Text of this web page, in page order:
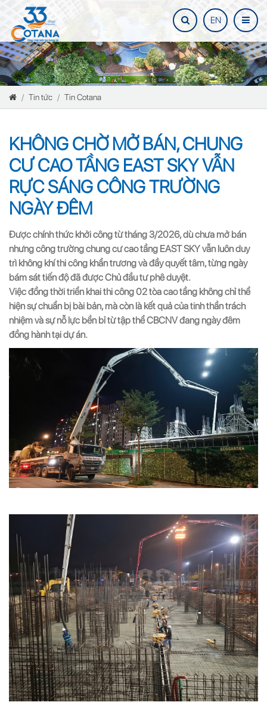
EN
Tin tức Tin Cotana
KHÔNG CHỜ MỞ BÁN, CHUNG
CƯ CAO TẦNG EAST SKY VẪN
RỰC SÁNG CÔNG TRƯỜNG
NGÀY ĐÊM
Được chính thức khởi công từ tháng 3/2026, dù chưa mở bán
nhưng công trường chung cư cao tầng EAST SKY vẫn luôn duy
trì không khí thi công khẩn trương và đầy quyết tâm, từng ngày
bám sát tiến độ đã được Chủ đầu tư phê duyệt.
Việc đồng thời triển khai thi công 02 tòa cao tầng không chỉ thể
hiện sự chuẩn bị bài bản, mà còn là kết quả của tinh thần trách
nhiệm và sự nỗ lực bền bỉ từ tập thể CBCNV đang ngày đêm
đồng hành tại dự án.